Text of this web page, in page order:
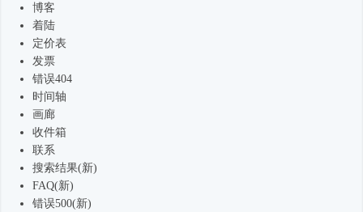
博客
着陆
定价表
发票
错误404
时间轴
画廊
收件箱
联系
搜索结果(新)
FAQ(新)
错误500(新)